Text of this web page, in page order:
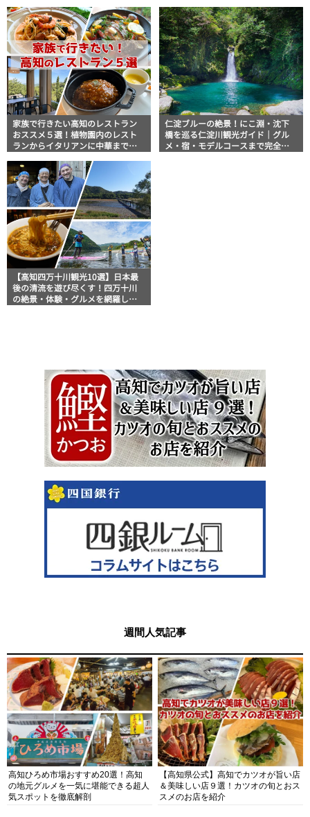
家族で行きたい高知のレストラン
おススメ５選！植物園内のレスト
ランからイタリアンに中華まで楽
仁淀ブルーの絶景！にこ淵・沈下
橋を巡る仁淀川観光ガイド｜グル
メ・宿・モデルコースまで完全網
【高知四万十川観光10選】日本最
後の清流を遊び尽くす！四万十川
の絶景・体験・グルメを網羅した
週間人気記事
高知ひろめ市場おすすめ20選！高知
の地元グルメを一気に堪能できる超人
気スポットを徹底解剖
【高知県公式】高知でカツオが旨い店
＆美味しい店９選！カツオの旬とおス
スメのお店を紹介